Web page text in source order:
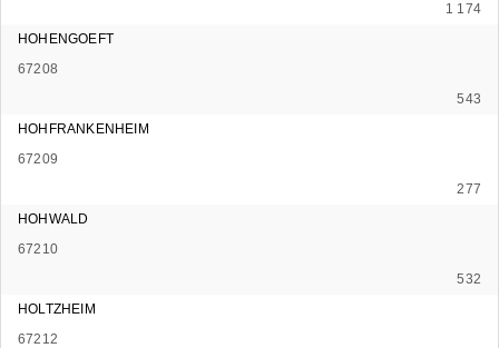
1 174
HOHENGOEFT
67208
543
HOHFRANKENHEIM
67209
277
HOHWALD
67210
532
HOLTZHEIM
67212